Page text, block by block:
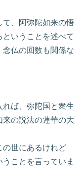
、阿弥陀如来の悟
いうことを述べて
仏の回数も関係な
ば、弥陀国と衆生
の説法の蓮華の大
世にあるけれど
ことを言っていま